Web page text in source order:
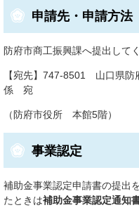
申請先・申請方法
防府市商工振興課へ提出して
【宛先】747-8501 山口県
係 宛
（防府市役所 本館5階）
事業認定
補助金事業認定申請書の提出
たときは補助金事業認定通知